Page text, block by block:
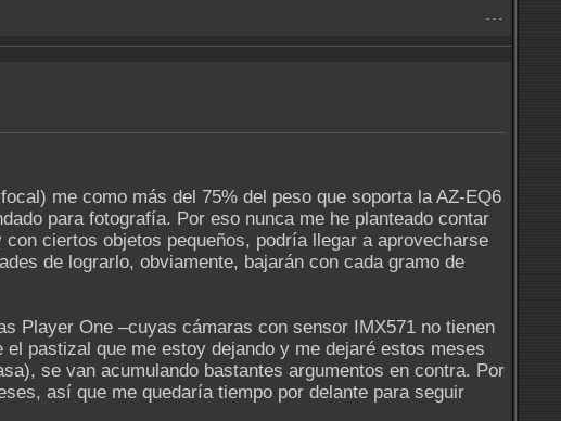
- - -
me como más del 75% del peso que soporta la AZ-EQ6
para fotografía. Por eso nunca me he planteado contar
ciertos objetos pequeños, podría llegar a aprovecharse
de lograrlo, obviamente, bajarán con cada gramo de
Player One –cuyas cámaras con sensor IMX571 no tienen
pastizal que me estoy dejando y me dejaré estos meses
se van acumulando bastantes argumentos en contra. Por
así que me quedaría tiempo por delante para seguir